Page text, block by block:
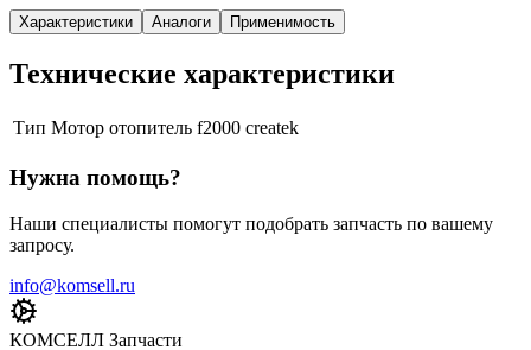
Характеристики Аналоги Применимость
Технические характеристики
Тип Мотор отопитель f2000 createk
Нужна помощь?
Наши специалисты помогут подобрать запчасть по вашему
запросу.
info@komsell.ru
КОМСЕЛЛ Запчасти